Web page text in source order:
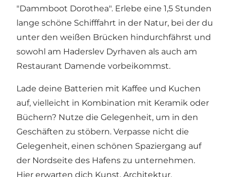
"Dammboot Dorothea". Erlebe eine 1,5 Stunden
lange schöne Schifffahrt in der Natur, bei der du
unter den weißen Brücken hindurchfährst und
sowohl am Haderslev Dyrhaven als auch am
Restaurant Damende vorbeikommst.
Lade deine Batterien mit Kaffee und Kuchen
auf, vielleicht in Kombination mit Keramik oder
Büchern? Nutze die Gelegenheit, um in den
Geschäften zu stöbern. Verpasse nicht die
Gelegenheit, einen schönen Spaziergang auf
der Nordseite des Hafens zu unternehmen.
Hier erwarten dich Kunst, Architektur,